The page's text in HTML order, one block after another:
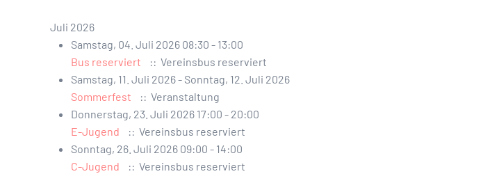
Juli 2026
Samstag, 04. Juli 2026 08:30 - 13:00
Bus reserviert
:: Vereinsbus reserviert
Samstag, 11. Juli 2026 - Sonntag, 12. Juli 2026
Sommerfest
:: Veranstaltung
Donnerstag, 23. Juli 2026 17:00 - 20:00
E-Jugend
:: Vereinsbus reserviert
Sonntag, 26. Juli 2026 09:00 - 14:00
C-Jugend
:: Vereinsbus reserviert